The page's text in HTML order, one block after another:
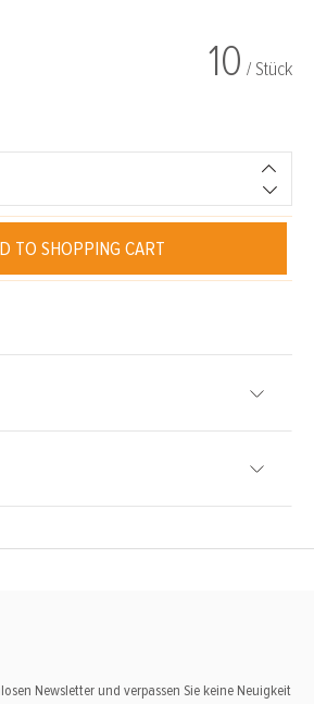
10 / Stück
TO SHOPPING CART
Newsletter und verpassen Sie keine Neuigkeit